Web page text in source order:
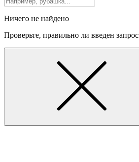
Ничего не найдено
Проверьте, правильно ли введен запрос